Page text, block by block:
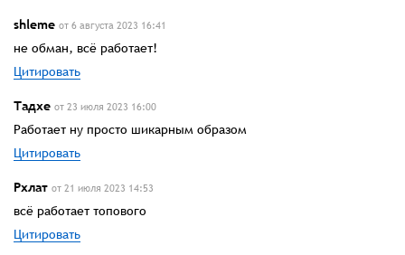
shleme от 6 августа 2023 16:41
не обман, всё работает!
Цитировать
Тадхе от 23 июля 2023 16:00
Работает ну просто шикарным образом
Цитировать
Рхлат от 21 июля 2023 14:53
всё работает топового
Цитировать